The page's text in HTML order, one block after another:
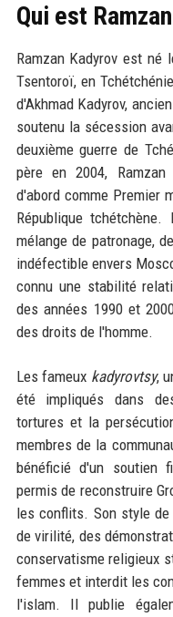
Qui est
Ramzan Kadyrov est
Tsentoroï, en
d'Akhmad Kadyrov,
soutenu la sécession
deuxième guerre de
père en 2004,
d'abord comme Premier
République
mélange de patronage,
indéfectible envers
connu une stabilité
des années 1990 et
des droits de l'homme.
Les fameux kadyrovtsy,
été impliqués dans
tortures et la
membres de la
bénéficié d'un soutien
permis de reconstruire
les conflits. Son style de
de virilité, des
conservatisme religieux
femmes et interdit les
l'islam. Il publie